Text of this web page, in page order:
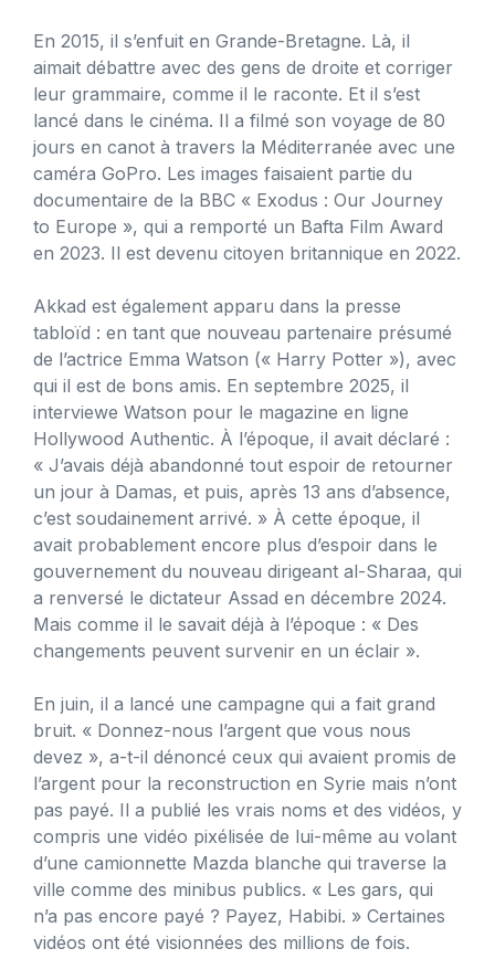
En 2015, il s’enfuit en Grande-Bretagne. Là, il
aimait débattre avec des gens de droite et corriger
leur grammaire, comme il le raconte. Et il s’est
lancé dans le cinéma. Il a filmé son voyage de 80
jours en canot à travers la Méditerranée avec une
caméra GoPro. Les images faisaient partie du
documentaire de la BBC « Exodus : Our Journey
to Europe », qui a remporté un Bafta Film Award
en 2023. Il est devenu citoyen britannique en 2022.
Akkad est également apparu dans la presse
tabloïd : en tant que nouveau partenaire présumé
de l’actrice Emma Watson (« Harry Potter »), avec
qui il est de bons amis. En septembre 2025, il
interviewe Watson pour le magazine en ligne
Hollywood Authentic. À l’époque, il avait déclaré :
« J’avais déjà abandonné tout espoir de retourner
un jour à Damas, et puis, après 13 ans d’absence,
c’est soudainement arrivé. » À cette époque, il
avait probablement encore plus d’espoir dans le
gouvernement du nouveau dirigeant al-Sharaa, qui
a renversé le dictateur Assad en décembre 2024.
Mais comme il le savait déjà à l’époque : « Des
changements peuvent survenir en un éclair ».
En juin, il a lancé une campagne qui a fait grand
bruit. « Donnez-nous l’argent que vous nous
devez », a-t-il dénoncé ceux qui avaient promis de
l’argent pour la reconstruction en Syrie mais n’ont
pas payé. Il a publié les vrais noms et des vidéos, y
compris une vidéo pixélisée de lui-même au volant
d’une camionnette Mazda blanche qui traverse la
ville comme des minibus publics. « Les gars, qui
n’a pas encore payé ? Payez, Habibi. » Certaines
vidéos ont été visionnées des millions de fois.